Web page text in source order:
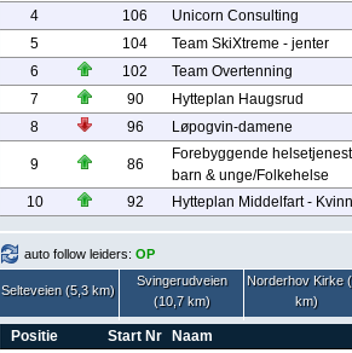
4
106
Unicorn Consulting
5
104
Team SkiXtreme - jenter
6
102
Team Overtenning
7
90
Hytteplan Haugsrud
8
96 Løpogvin-damene
9 86
Forebyggende
barn & unge/Folkehelse
10
92 Hytteplan Middelfart -
auto follow leiders: OP
Selteveien (5,3 km)
Svingerudveien
(10,7 km)
Norderhov Kirke
km)
Positie Start Nr
Naam